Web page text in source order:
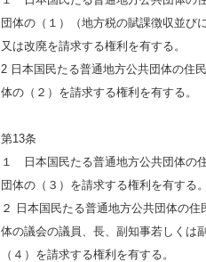
団体の（１）（地方税の賦課徴収並び
又は改廃を請求する権利を有する。
2 日本国民たる普通地方公共団体の住
体の（２）を請求する権利を有する。
第13条
１ 日本国民たる普通地方公共団体の
団体の（３）を請求する権利を有する。
２ 日本国民たる普通地方公共団体の
体の議会の議員、長、副知事若しくは
（４）を請求する権利を有する。